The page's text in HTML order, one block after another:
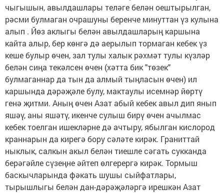
чыгышын, авылдашлары теләге белән оештырылган,
рәсми булмаган очрашуны беренче минуттан үз кулына
алып . Йөз аклыгы белән авылдашларың каршына
кайта алыр, бер көнгә дә аерылып тормаган кебек үз
кеше булыр өчен, зал тулы халык рәхмәт тулы күзләр
белән сиңа текәлсен өчен (хәтта бик "төзек"
булмаганнар да тын да алмый тыңласын өчен) ил
каршында дәрәҗәле булу, мактаулы исемнәр йөртү
генә җитми. Аның өчен Азат абый кебек авыл дип янып
яшәү, аны яшәтү, икенче сулыш бирү өчен ачылмас
кебек тоелган ишекләрне дә ачтыру, ябылган кислород
краннарын да кирегә бору сәләте кирәк. Граниттай
ныклык, салкын акыл белән тиешле сәгать сукканда
берәгәйле сүзеңне әйтеп өлгерергә кирәк. Тормыш
баскычларында фәкать шушы сыйфатлары,
тырышлыгы белән дан-дәрәҗәләргә ирешкән Азат